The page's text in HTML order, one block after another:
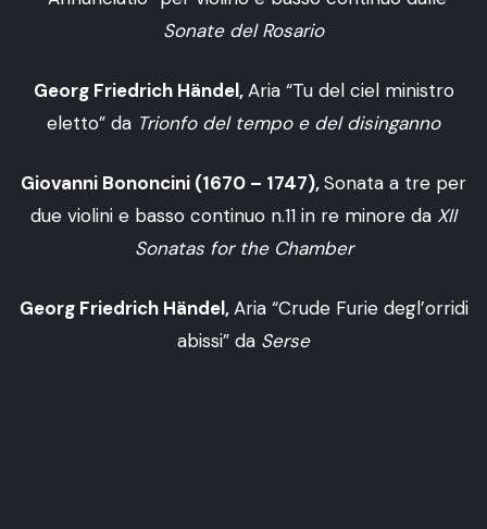
Sonate del Rosario
Georg Friedrich Händel,Aria “Tu del ciel ministro
eletto” da Trionfo del tempo e del disinganno
Giovanni Bononcini (1670 – 1747),Sonata a tre per
due violini e basso continuo n.11 in re minore da XII
Sonatas for the Chamber
Georg Friedrich Händel,Aria “Crude Furie degl’orridi
abissi” da Serse